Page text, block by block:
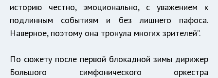
историю честно, эмоционально, с уважением к
подлинным событиям и без лишнего пафоса.
Наверное, поэтому она тронула многих зрителей”.
По сюжету после первой блокадной зимы дирижер
Большого симфонического оркестра